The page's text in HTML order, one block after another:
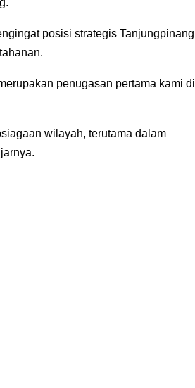
posisi strategis Tanjungpinang
penugasan pertama kami di
wilayah, terutama dalam